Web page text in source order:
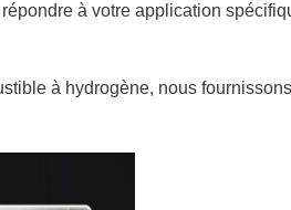
à votre application
à hydrogène, nous